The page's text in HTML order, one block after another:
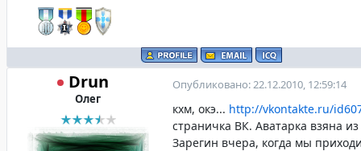
Drun
Олег
Опубликовано: 22.12.2010, 12:59:14
кхм, окэ... http://vkontakte.ru/
страничка ВК. Аватарка взяна
Зарегин вчера, когда мы